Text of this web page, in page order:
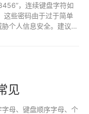
，连续键盘字符如
这些密码由于过于简单
个人信息安全。建议设
见
母、键盘顺序字母、个